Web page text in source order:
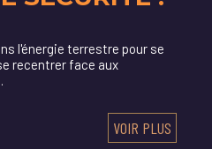
l'énergie terrestre pour se
recentrer face aux
VOIR PLUS